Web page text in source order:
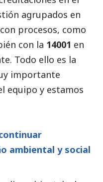
agrupados en
procesos, como
con la 14001 en
Todo ello es la
importante
equipo y estamos
ambiental y social